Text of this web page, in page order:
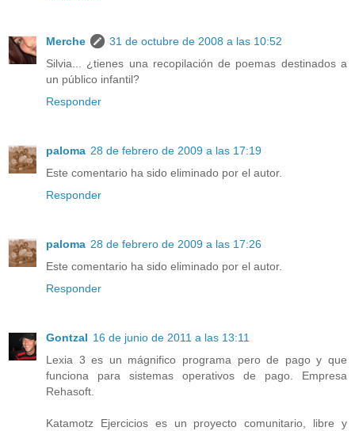
Merche
31 de octubre de 2008 a las 10:52
Silvia... ¿tienes una recopilación de poemas destinados a
un público infantil?
Responder
paloma 28 de febrero de 2009 a las 17:19
Este comentario ha sido eliminado por el autor.
Responder
paloma 28 de febrero de 2009 a las 17:26
Este comentario ha sido eliminado por el autor.
Responder
Gontzal 16 de junio de 2011 a las 13:11
Lexia 3 es un mágnifico programa pero de pago y que
funciona para sistemas operativos de pago. Empresa
Rehasoft.
Katamotz Ejercicios es un proyecto comunitario, libre y